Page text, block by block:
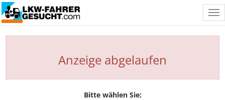
Anzeige abgelaufen
Bitte wählen Sie: